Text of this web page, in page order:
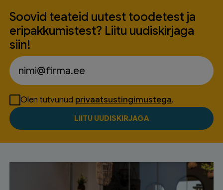
Soovid teateid uutest toodetest ja
eripakkumistest? Liitu uudiskirjaga
siin!
Olen tutvunud privaatsustingimustega.